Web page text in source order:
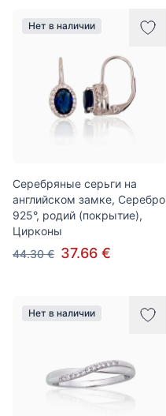
Нет в наличии
Серебряные серьги на
английском замке, Серебро
925°, родий (покрытие),
Цирконы
44.30 € 37.66 €
Нет в наличии